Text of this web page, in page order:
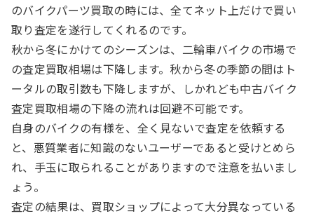
のバイクパーツ買取の時には、全てネット上だけで買い
取り査定を遂行してくれるのです。
秋から冬にかけてのシーズンは、二輪車バイクの市場で
の査定買取相場は下降します。秋から冬の季節の間はト
ータルの取引数も下降しますが、しかれども中古バイク
査定買取相場の下降の流れは回避不可能です。
自身のバイクの有様を、全く見ないで査定を依頼する
と、悪質業者に知識のないユーザーであると受けとめら
れ、手玉に取られることがありますので注意を払いまし
ょう。
査定の結果は、買取ショップによって大分異なっている